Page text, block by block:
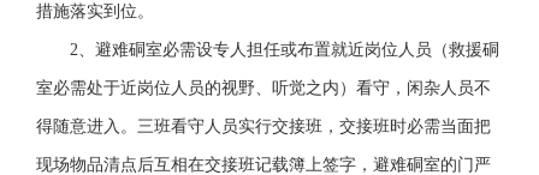
措施落实到位。
2、避难硐室必需设专人担任或布置就近岗位人员（救援硐
室必需处于近岗位人员的视野、听觉之内）看守，闲杂人员不
得随意进入。三班看守人员实行交接班，交接班时必需当面把
现场物品清点后互相在交接班记载簿上签字，避难硐室的门严